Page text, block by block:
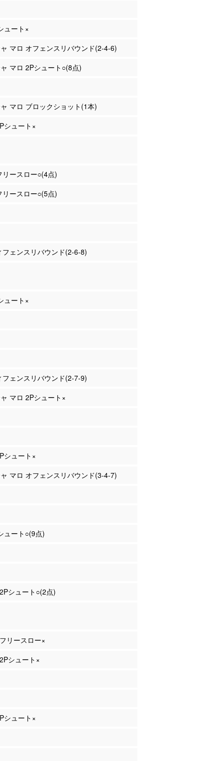
ュート×
マロ オフェンスリバウンド(2-4-6)
マロ 2Pシュート○(8点)
マロ ブロックショット(1本)
シュート×
ースロー○(4点)
ースロー○(5点)
フェンスリバウンド(2-6-8)
ュート×
フェンスリバウンド(2-7-9)
マロ 2Pシュート×
シュート×
マロ オフェンスリバウンド(3-4-7)
ュート○(9点)
シュート○(2点)
リースロー×
シュート×
シュート×